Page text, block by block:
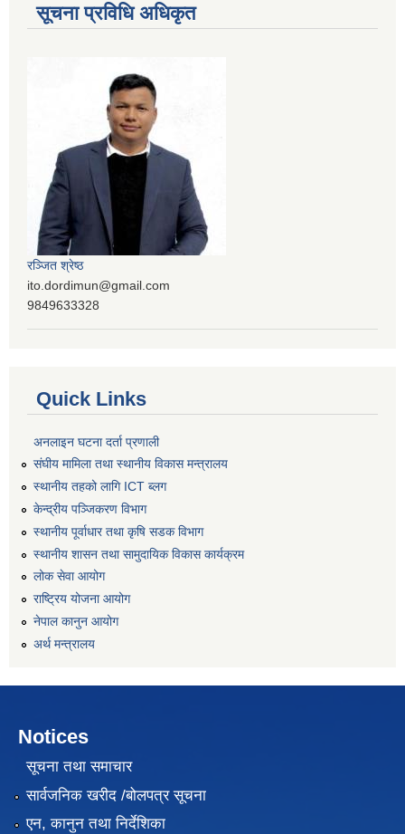
सूचना प्रविधि अधिकृत
रञ्‍जित श्रेष्ठ
ito.dordimun@gmail.com
9849633328
Quick Links
अनलाइन घटना दर्ता प्रणाली
संघीय मामिला तथा स्थानीय विकास मन्त्रालय
स्थानीय तहको लागि ICT ब्लग
केन्द्रीय पञ्जिकरण विभाग
स्थानीय पूर्वाधार तथा कृषि सडक विभाग
स्थानीय शासन तथा सामुदायिक विकास कार्यक्रम
लोक सेवा आयोग
राष्ट्रिय योजना आयोग
नेपाल कानुन आयोग
अर्थ मन्त्रालय
Notices
सूचना तथा समाचार
सार्वजनिक खरीद /बोलपत्र सूचना
एन, कानुन तथा निर्देशिका